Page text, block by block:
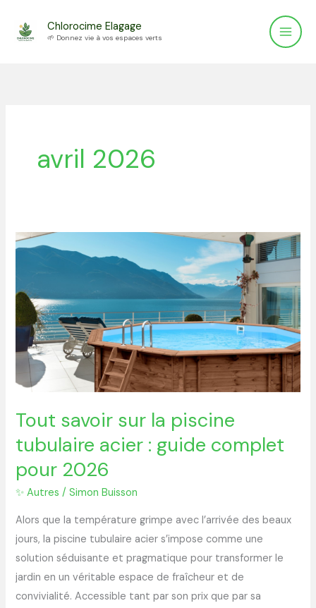
Chlorocime Elagage
🌱 Donnez vie à vos espaces verts
avril 2026
Tout savoir sur la piscine
tubulaire acier : guide complet
pour 2026
✨ Autres /Simon Buisson
Alors que la température grimpe avec l’arrivée des beaux
jours, la piscine tubulaire acier s’impose comme une
solution séduisante et pragmatique pour transformer le
jardin en un véritable espace de fraîcheur et de
convivialité. Accessible tant par son prix que par sa
Tout
la
piscine
tubulaire
acier
complet
pour
2026